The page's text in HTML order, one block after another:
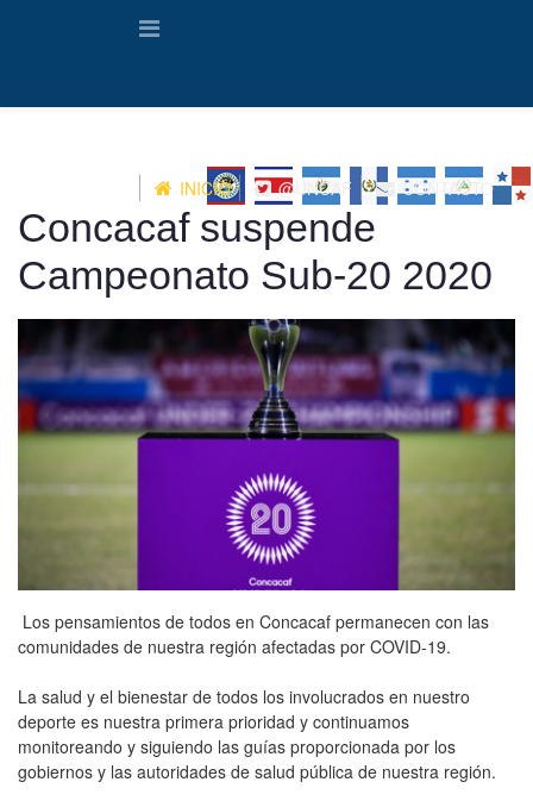
INICIO @UNCAF CONTACTO
Concacaf suspende
Campeonato Sub-20 2020
Los pensamientos de todos en Concacaf permanecen con las
comunidades de nuestra región afectadas por COVID-19.
La salud y el bienestar de todos los involucrados en nuestro
deporte es nuestra primera prioridad y continuamos
monitoreando y siguiendo las guías proporcionada por los
gobiernos y las autoridades de salud pública de nuestra región.